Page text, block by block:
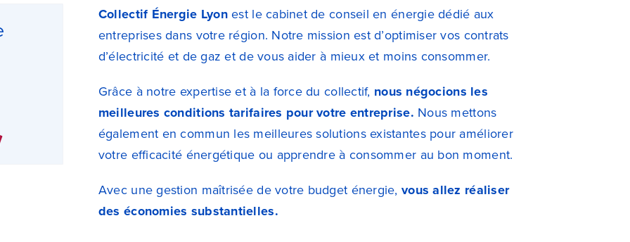
Collectif Énergie Lyonest le cabinet de conseil en énergie dédié aux
entreprises dans votre région. Notre mission est d’optimiser vos contrats
d’électricité et de gaz et de vous aider à mieux et moins consommer.
Grâce à notre expertise et à la force du collectif, nous négocions les
meilleures conditions tarifaires pour votre entreprise. Nous mettons
également en commun les meilleures solutions existantes pour améliorer
votre efficacité énergétique ou apprendre à consommer au bon moment.
Avec une gestion maîtrisée de votre budget énergie, vous allez réaliser
des économies substantielles.